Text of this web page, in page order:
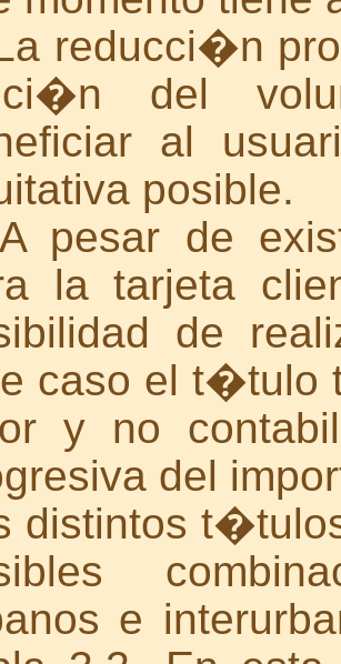
reducci�n
del
al
posible.
pesar de
la tarjeta
de
caso el t�tulo
y no
del
distintos
e